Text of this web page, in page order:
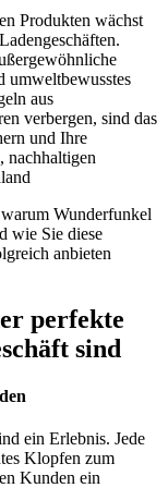
Produkten wächst
umweltbewusstes
aus
verbergen, sind das
und Ihre
nachhaltigen
Wunderfunkel
wie Sie diese
anbieten
perfekte
sind
ein Erlebnis. Jede
Klopfen zum
Kunden ein